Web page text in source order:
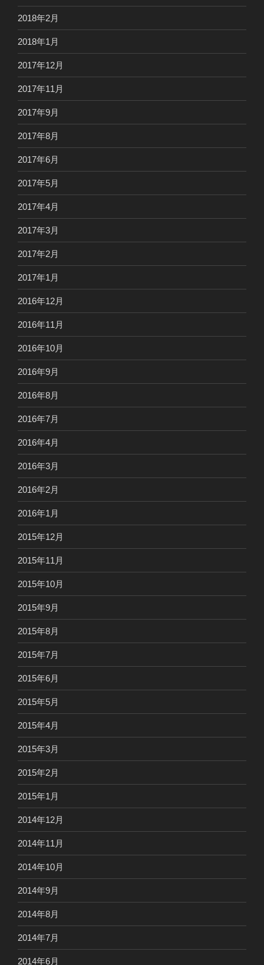
2018年2月
2018年1月
2017年12月
2017年11月
2017年9月
2017年8月
2017年6月
2017年5月
2017年4月
2017年3月
2017年2月
2017年1月
2016年12月
2016年11月
2016年10月
2016年9月
2016年8月
2016年7月
2016年4月
2016年3月
2016年2月
2016年1月
2015年12月
2015年11月
2015年10月
2015年9月
2015年8月
2015年7月
2015年6月
2015年5月
2015年4月
2015年3月
2015年2月
2015年1月
2014年12月
2014年11月
2014年10月
2014年9月
2014年8月
2014年7月
2014年6月